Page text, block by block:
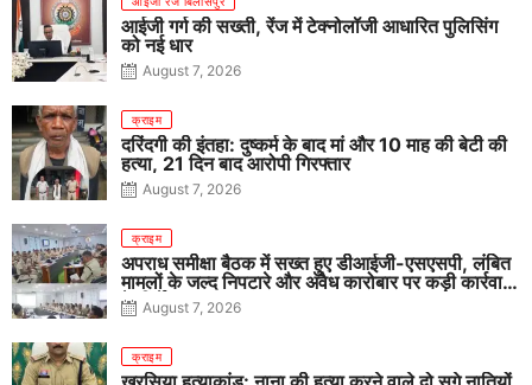
आईजी गर्ग की सख्ती, रेंज में टेक्नोलॉजी आधारित पुलिसिंग
को नई धार
August 7, 2026
क्राइम
दरिंदगी की इंतहा: दुष्कर्म के बाद मां और 10 माह की बेटी की
हत्या, 21 दिन बाद आरोपी गिरफ्तार
August 7, 2026
क्राइम
अपराध समीक्षा बैठक में सख्त हुए डीआईजी-एसएसपी, लंबित
मामलों के जल्द निपटारे और अवैध कारोबार पर कड़ी कार्रवाई
के निर्देश
August 7, 2026
क्राइम